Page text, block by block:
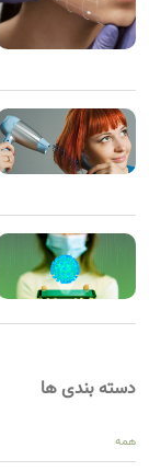
دسته بندی ها
همه